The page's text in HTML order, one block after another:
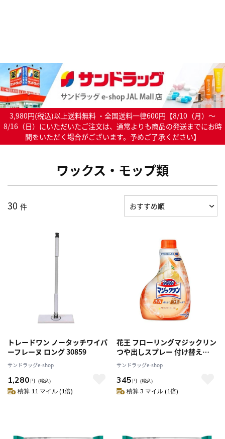
3,980円(税込)以上送料無料 ・全国送料一律600円【8/10（月）～
8/16（日）にいただいたご注文は、通常よりも商品の発送までにお時
間をいただく場合がございます。予めご了承ください】
ワックス・モップ類
30 件
トレードワン ノータッチワイパ
ーフレーヌ ロング 30859
サンドラッグe-shop
1,280 円 （税込）
積算 11 マイル (1倍)
花王 フローリングマジックリン
つや出しスプレー 付け替え
400ml
サンドラッグe-shop
345 円 （税込）
積算 3 マイル (1倍)